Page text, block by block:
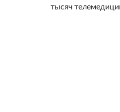
тысяч